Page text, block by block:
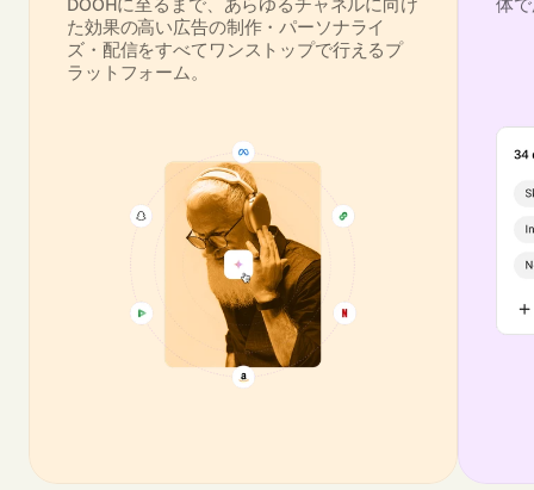
た効果の高い広告の制作・パーソナライ
ズ・配信をすべてワンストップで行えるプ
ラットフォーム。